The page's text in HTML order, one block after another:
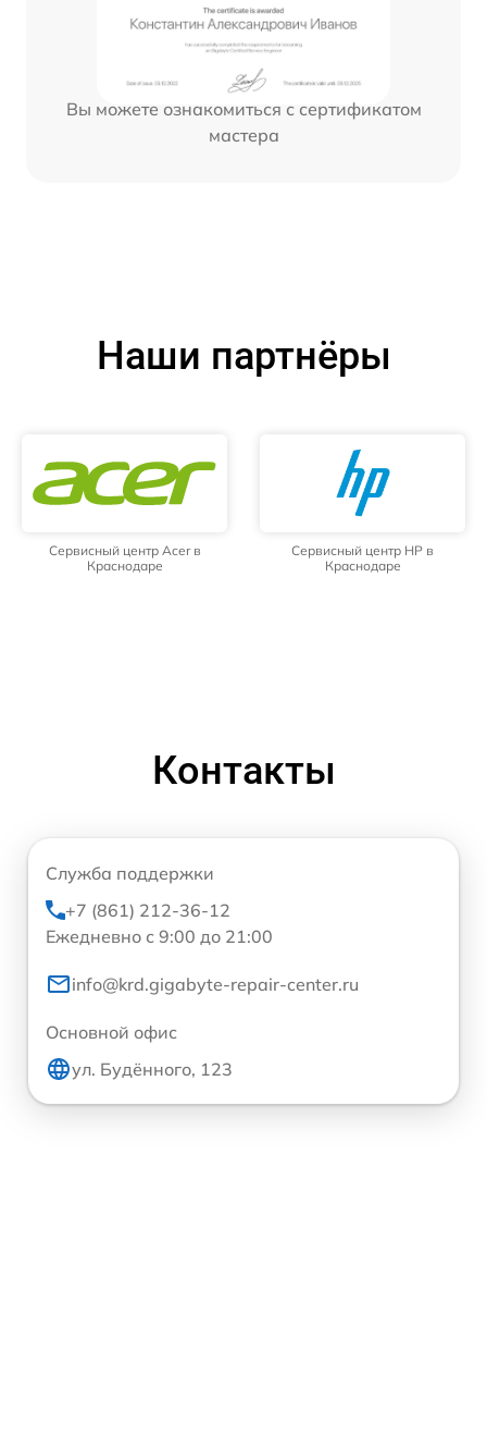
Вы можете ознакомиться с сертификатом
мастера
Наши партнёры
Сервисный центр Acer в
Краснодаре
Сервисный центр HP в
Краснодаре
Контакты
Служба поддержки
+7 (861) 212-36-12
Ежедневно с 9:00 до 21:00
info@krd.gigabyte-repair-center.ru
Основной офис
ул. Будённого, 123